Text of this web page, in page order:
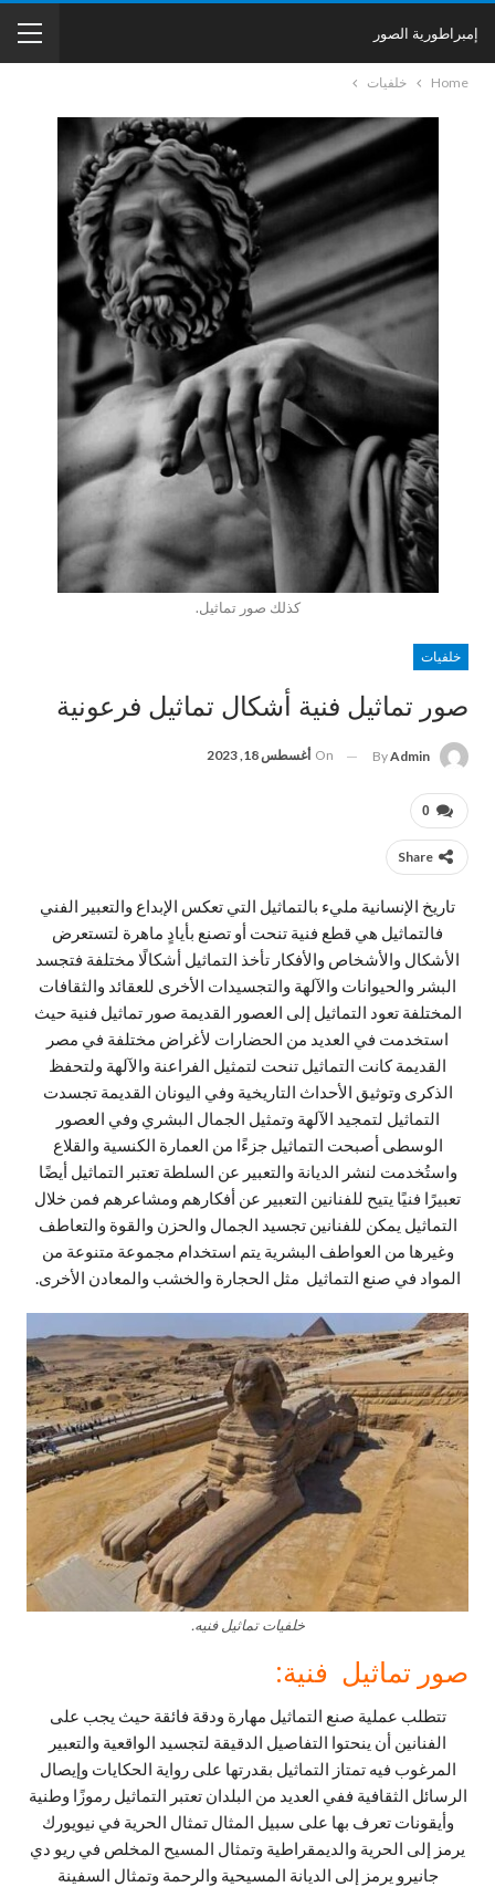
إمبراطورية الصور
Home خلفيات
كذلك صور تماثيل.
خلفيات
صور تماثيل فنية أشكال تماثيل فرعونية
ByAdmin
On أغسطس 18, 2023
0
Share
تاريخ الإنسانية مليء بالتماثيل التي تعكس الإبداع والتعبير الفني
فالتماثيل هي قطع فنية تنحت أو تصنع بأيادٍ ماهرة لتستعرض
الأشكال والأشخاص والأفكار تأخذ التماثيل أشكالًا مختلفة فتجسد
البشر والحيوانات والآلهة والتجسيدات الأخرى للعقائد والثقافات
المختلفة تعود التماثيل إلى العصور القديمة صور تماثيل فنية حيث
استخدمت في العديد من الحضارات لأغراض مختلفة في مصر
القديمة كانت التماثيل تنحت لتمثيل الفراعنة والآلهة ولتحفظ
الذكرى وتوثيق الأحداث التاريخية وفي اليونان القديمة تجسدت
التماثيل لتمجيد الآلهة وتمثيل الجمال البشري وفي العصور
الوسطى أصبحت التماثيل جزءًا من العمارة الكنسية والقلاع
واستُخدمت لنشر الديانة والتعبير عن السلطة تعتبر التماثيل أيضًا
تعبيرًا فنيًا يتيح للفنانين التعبير عن أفكارهم ومشاعرهم فمن خلال
التماثيل يمكن للفنانين تجسيد الجمال والحزن والقوة والتعاطف
وغيرها من العواطف البشرية يتم استخدام مجموعة متنوعة من
المواد في صنع التماثيل مثل الحجارة والخشب والمعادن الأخرى.
خلفيات تماثيل فنيه.
صور تماثيل فنية:
تتطلب عملية صنع التماثيل مهارة ودقة فائقة حيث يجب على
الفنانين أن ينحتوا التفاصيل الدقيقة لتجسيد الواقعية والتعبير
المرغوب فيه تمتاز التماثيل بقدرتها على رواية الحكايات وإيصال
الرسائل الثقافية ففي العديد من البلدان تعتبر التماثيل رموزًا وطنية
وأيقونات تعرف بها على سبيل المثال تمثال الحرية في نيويورك
يرمز إلى الحرية والديمقراطية وتمثال المسيح المخلص في ريو دي
جانيرو يرمز إلى الديانة المسيحية والرحمة وتمثال السفينة